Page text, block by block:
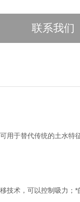
联系我们
用于替代传统的土水特
技术，可以控制吸力；*